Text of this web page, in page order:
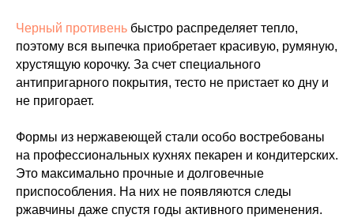
Черный противень быстро распределяет тепло,
поэтому вся выпечка приобретает красивую, румяную,
хрустящую корочку. За счет специального
антипригарного покрытия, тесто не пристает ко дну и
не пригорает.
Формы из нержавеющей стали особо востребованы
на профессиональных кухнях пекарен и кондитерских.
Это максимально прочные и долговечные
приспособления. На них не появляются следы
ржавчины даже спустя годы активного применения.